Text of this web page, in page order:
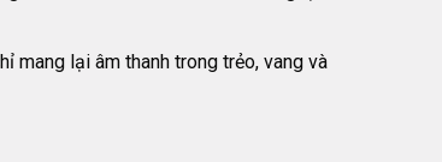
mang lại âm thanh trong trẻo, vang và